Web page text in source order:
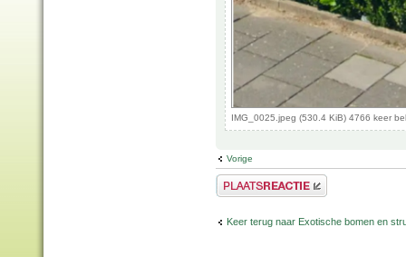
IMG_0025.jpeg (530.4 KiB) 4766 keer
Vorige
Plaats een reactie
Keer terug naar Exotische bomen en